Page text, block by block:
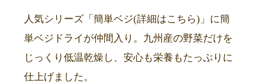
人気シリーズ「簡単ベジ(詳細はこちら)」に簡
単ベジドライが仲間入り。九州産の野菜だけを
じっくり低温乾燥し、安心も栄養もたっぷりに
仕上げました。